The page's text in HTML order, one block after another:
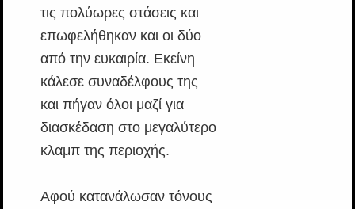
τις πολύωρες στάσεις και
επωφελήθηκαν και οι δύο
από την ευκαιρία. Εκείνη
κάλεσε συναδέλφους της
και πήγαν όλοι μαζί για
διασκέδαση στο μεγαλύτερο
κλαμπ της περιοχής.
Αφού κατανάλωσαν τόνους